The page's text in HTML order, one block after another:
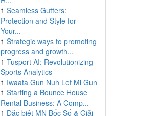
1 Seamless Gutters:
Protection and Style for
Your...
1 Strategic ways to promoting
progress and growth...
1 Tusport AI: Revolutionizing
Sports Analytics
1 Iwaata Gun Nuh Lef Mi Gun
1 Starting a Bounce House
Rental Business: A Comp...
1 Đặc biệt MN Bốc Số & Giải